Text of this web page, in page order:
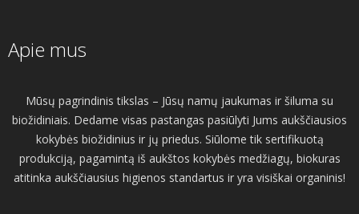
Apie mus
Mūsų pagrindinis tikslas – Jūsų namų jaukumas ir šiluma su
biožidiniais. Dedame visas pastangas pasiūlyti Jums aukščiausios
kokybės biožidinius ir jų priedus. Siūlome tik sertifikuotą
produkciją, pagamintą iš aukštos kokybės medžiagų, biokuras
atitinka aukščiausius higienos standartus ir yra visiškai organinis!